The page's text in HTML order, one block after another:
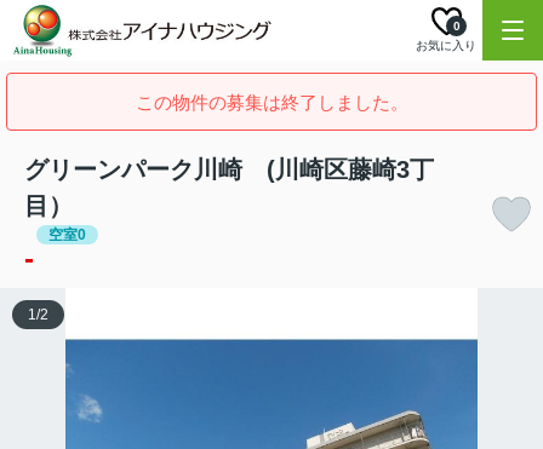
お気に入り
0
この物件の募集は終了しました。
グリーンパーク川崎 (川崎区藤崎3丁
目）
空室0
-
1/2